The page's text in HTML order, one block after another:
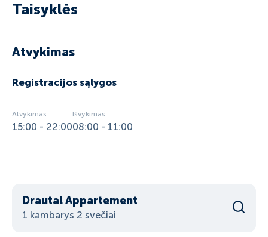
Taisyklės
Atvykimas
Registracijos sąlygos
Atvykimas
15:00 - 22:00
Išvykimas
08:00 - 11:00
Drautal Appartement
1 kambarys 2 svečiai